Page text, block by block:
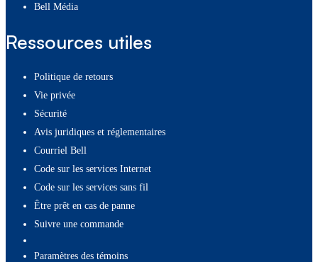
Bell Média
Ressources utiles
Politique de retours
Vie privée
Sécurité
Avis juridiques et réglementaires
Courriel Bell
Code sur les services Internet
Code sur les services sans fil
Être prêt en cas de panne
Suivre une commande
paramètres des témoins